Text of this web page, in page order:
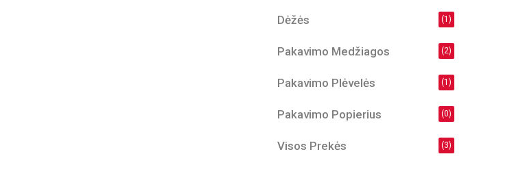
Dėžės (1)
Pakavimo Medžiagos (2)
Pakavimo Plėvelės (1)
Pakavimo Popierius (0)
Visos Prekės (3)